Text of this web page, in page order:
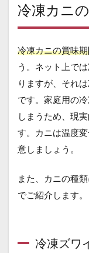
冷凍カニ
冷凍カニの賞味
う。ネット上で
りますが、それ
です。家庭用の
しまうため、現
す。カニは温度
意しましょう。
また、カニの種
でご紹介します。
冷凍ズワ